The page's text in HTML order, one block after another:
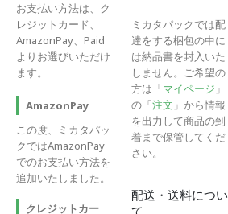
お支払い方法は、ク
レジットカード、
AmazonPay、Paid
よりお選びいただけ
ます。
AmazonPay
この度、ミカタパッ
クではAmazonPay
でのお支払い方法を
追加いたしました。
クレジットカー
ミカタパックでは配
達をする梱包の中に
は納品書を封入いた
しません。ご希望の
方は「マイページ 」
の「注文 」から情報
を出力して商品の到
着まで保管してくだ
さい。
配送・送料につい